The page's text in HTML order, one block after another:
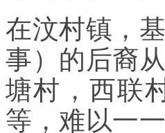
在汶村镇，
事）的后裔
塘村，西联
等，难以一